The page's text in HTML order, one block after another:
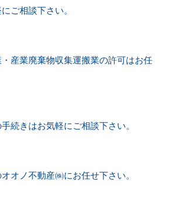
ご相談下さい。
産業廃棄物収集運搬業の許可はお任
続きはお気軽にご相談下さい。
オノ不動産㈱にお任せ下さい。